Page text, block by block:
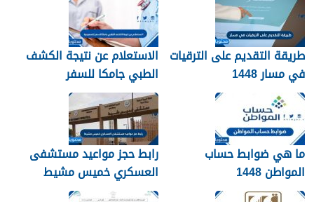
طريقة التقديم على الترقيات
في مسار 1448
الاستعلام عن نتيجة الكشف
الطبي جامكا للسفر
للسعودية 1448
ما هي ضوابط حساب
المواطن 1448
رابط حجز مواعيد مستشفى
العسكري خميس مشيط
1448